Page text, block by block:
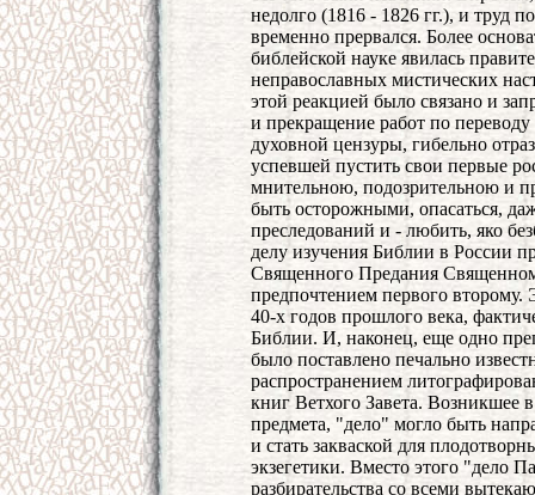
недолго (1816 - 1826 гг.), и труд
временно прервался. Более
библейской науке явилась
неправославных мистических
этой реакцией было связано и
и прекращение работ по
духовной цензуры, гибельно
успевшей пустить свои первые
мнительною, подозрительною и
быть осторожными, опасаться,
преследований и - любить, яко
делу изучения Библии в России
Священного Предания
предпочтением первого второму.
40-х годов прошлого века,
Библии. И, наконец, еще одно
было поставлено печально
распространением
книг Ветхого Завета. Возникшее
предмета, "дело" могло быть
и стать закваской для
экзегетики. Вместо этого "дело
разбирательства со всеми